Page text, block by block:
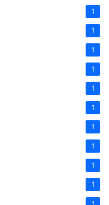
1
1
1
1
1
1
1
1
1
1